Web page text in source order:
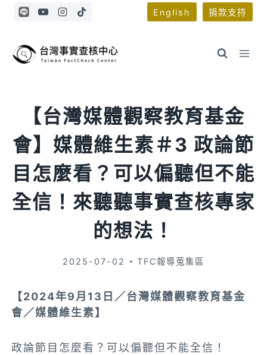
Skip
English 捐款支持
【台灣媒體觀察教育基金
會】媒體維生素＃3 政論節
目怎麼看？可以偏聽但不能
全信！來聽聽事實查核專家
的想法！
2025-07-02 TFC報導蒐集區
【2024年9月13日／台灣媒體觀察教育基金
會／媒體維生素】
政論節目怎麼看？可以偏聽但不能全信！